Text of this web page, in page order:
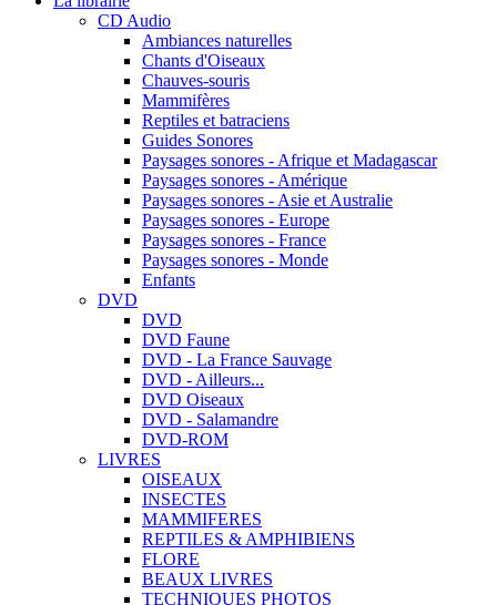
CD Audio
Ambiances naturelles
Chants d'Oiseaux
Chauves-souris
Mammifères
Reptiles et batraciens
Guides Sonores
Paysages sonores - Afrique et Madagascar
Paysages sonores - Amérique
Paysages sonores - Asie et Australie
Paysages sonores - Europe
Paysages sonores - France
Paysages sonores - Monde
Enfants
DVD
DVD
DVD Faune
DVD - La France Sauvage
DVD - Ailleurs...
DVD Oiseaux
DVD - Salamandre
DVD-ROM
LIVRES
OISEAUX
INSECTES
MAMMIFERES
REPTILES & AMPHIBIENS
FLORE
BEAUX LIVRES
TECHNIQUES PHOTOS